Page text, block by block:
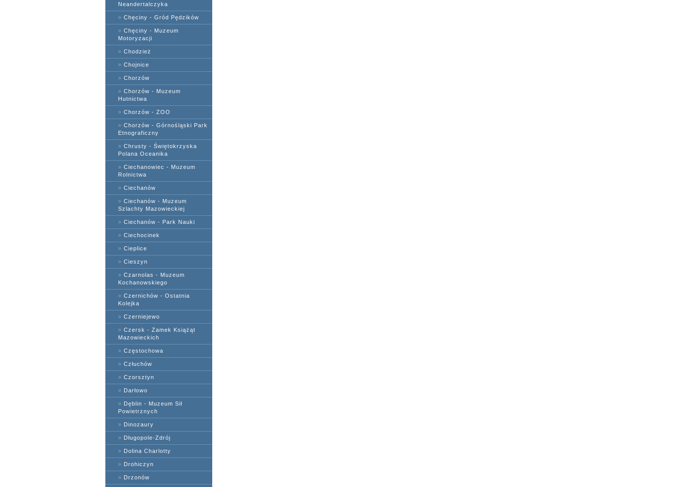
Neandertalczyka
» Chęciny - Gród Pędzików
» Chęciny - Muzeum
Motoryzacji
» Chodzież
» Chojnice
» Chorzów
» Chorzów - Muzeum
Hutnictwa
» Chorzów - ZOO
» Chorzów - Górnośląski Park
Etnograficzny
» Chrusty - Świętokrzyska
Polana Oceanika
» Ciechanowiec - Muzeum
Rolnictwa
» Ciechanów
» Ciechanów - Muzeum
Szlachty Mazowieckiej
» Ciechanów - Park Nauki
» Ciechocinek
» Cieplice
» Cieszyn
» Czarnolas - Muzeum
Kochanowskiego
» Czernichów - Ostatnia
Kolejka
» Czerniejewo
» Czersk - Zamek Książąt
Mazowieckich
» Częstochowa
» Człuchów
» Czorsztyn
» Darłowo
» Dęblin - Muzeum Sił
Powietrznych
» Dinozaury
» Długopole-Zdrój
» Dolina Charlotty
» Drohiczyn
» Drzonów